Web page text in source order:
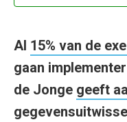
Al 15% van de
gaan
de Jonge geeft